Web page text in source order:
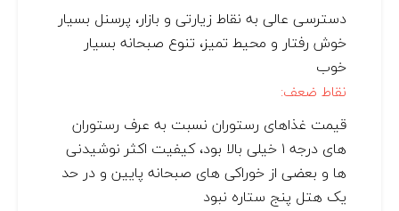
دسترسی عالی به نقاط زیارتی و بازار، پرسنل بسیار
خوش رفتار و محیط تمیز، تنوع صبحانه بسیار
خوب
نقاط ضعف:
قیمت غذاهای رستوران نسبت به عرف رستوران
های درجه ۱ خیلی بالا بود، کیفیت اکثر نوشیدنی
ها و بعضی از خوراکی های صبحانه پایین و در حد
یک هتل پنج ستاره نبود